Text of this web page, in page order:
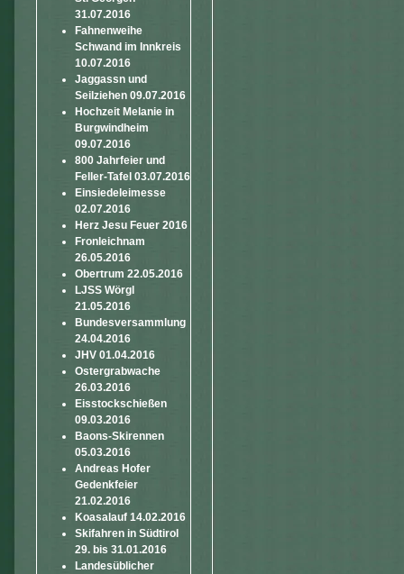
31.07.2016
Fahnenweihe
Schwand im Innkreis
10.07.2016
Jaggassn und
Seilziehen 09.07.2016
Hochzeit Melanie in
Burgwindheim
09.07.2016
800 Jahrfeier und
Feller-Tafel 03.07.2016
Einsiedeleimesse
02.07.2016
Herz Jesu Feuer 2016
Fronleichnam
26.05.2016
Obertrum 22.05.2016
LJSS Wörgl
21.05.2016
Bundesversammlung
24.04.2016
JHV 01.04.2016
Ostergrabwache
26.03.2016
Eisstockschießen
09.03.2016
Baons-Skirennen
05.03.2016
Andreas Hofer
Gedenkfeier
21.02.2016
Koasalauf 14.02.2016
Skifahren in Südtirol
29. bis 31.01.2016
Landesüblicher